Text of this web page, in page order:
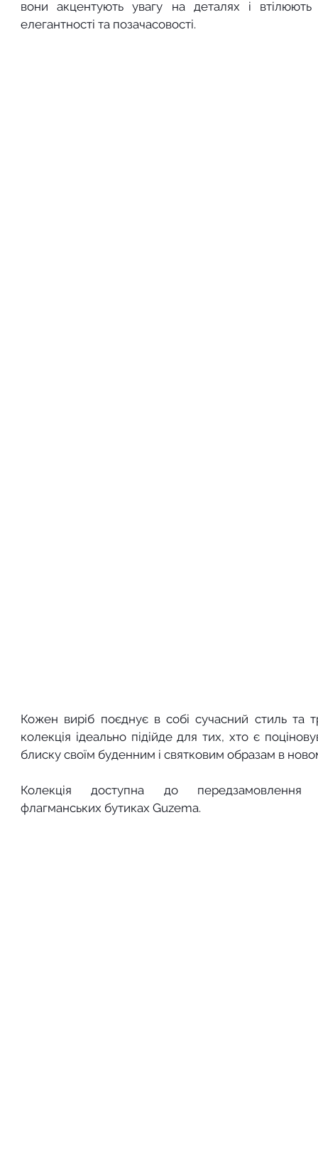
вони акцентують увагу на деталях і
елегантності та позачасовості.
Кожен виріб поєднує в собі сучасний стиль та
колекція ідеально підійде для тих, хто є
блиску своїм буденним і святковим образам в
Колекція доступна до
флагманських бутиках Guzema.